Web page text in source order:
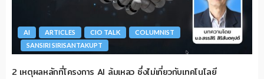
AI ARTICLES CIO TALK
COLUMNIST
SANSIRI SIRISANTAKUPT
2 เหตุผลหลักที่โครงการ AI ล้มเหลว ซึ่งไม่เกี่ยวกับเทคโนโลยี